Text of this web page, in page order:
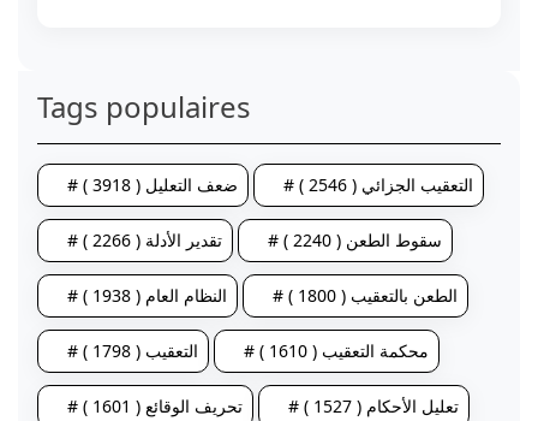
Tags populaires
# ضعف التعليل ( 3918 ) # التعقيب الجزائي ( 2546 )
# تقدير الأدلة ( 2266 ) # سقوط الطعن ( 2240 )
# النظام العام ( 1938 ) # الطعن بالتعقيب ( 1800 )
# التعقيب ( 1798 ) # محكمة التعقيب ( 1610 )
# تحريف الوقائع ( 1601 ) # تعليل الأحكام ( 1527 )